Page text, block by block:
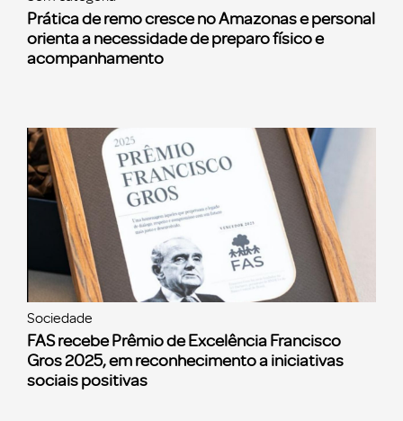
Prática de remo cresce no Amazonas e personal
orienta a necessidade de preparo físico e
acompanhamento
Sociedade
FAS recebe Prêmio de Excelência Francisco
Gros 2025, em reconhecimento a iniciativas
sociais positivas